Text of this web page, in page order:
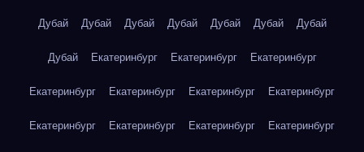
Дубай Дубай Дубай Дубай Дубай Дубай Дубай
Дубай Екатеринбург Екатеринбург Екатеринбург
Екатеринбург Екатеринбург Екатеринбург Екатеринбург
Екатеринбург Екатеринбург Екатеринбург Екатеринбург